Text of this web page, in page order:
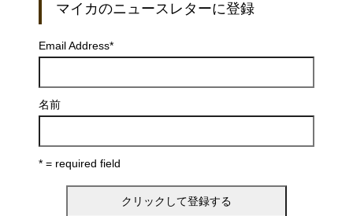
マイカのニュースレターに登録
Email Address*
名前
* = required field